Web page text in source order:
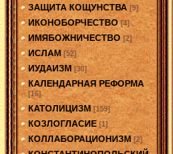
ЗАЩИТА КОЩУНСТВА [9]
ИКОНОБОРЧЕСТВО [4]
ИМЯБОЖНИЧЕСТВО [2]
ИСЛАМ [52]
ИУДАИЗМ [30]
КАЛЕНДАРНАЯ РЕФОРМА
[16]
КАТОЛИЦИЗМ [159]
КОЗЛОГЛАСИЕ [1]
КОЛЛАБОРАЦИОНИЗМ [2]